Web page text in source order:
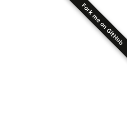
Fork me on GitHub